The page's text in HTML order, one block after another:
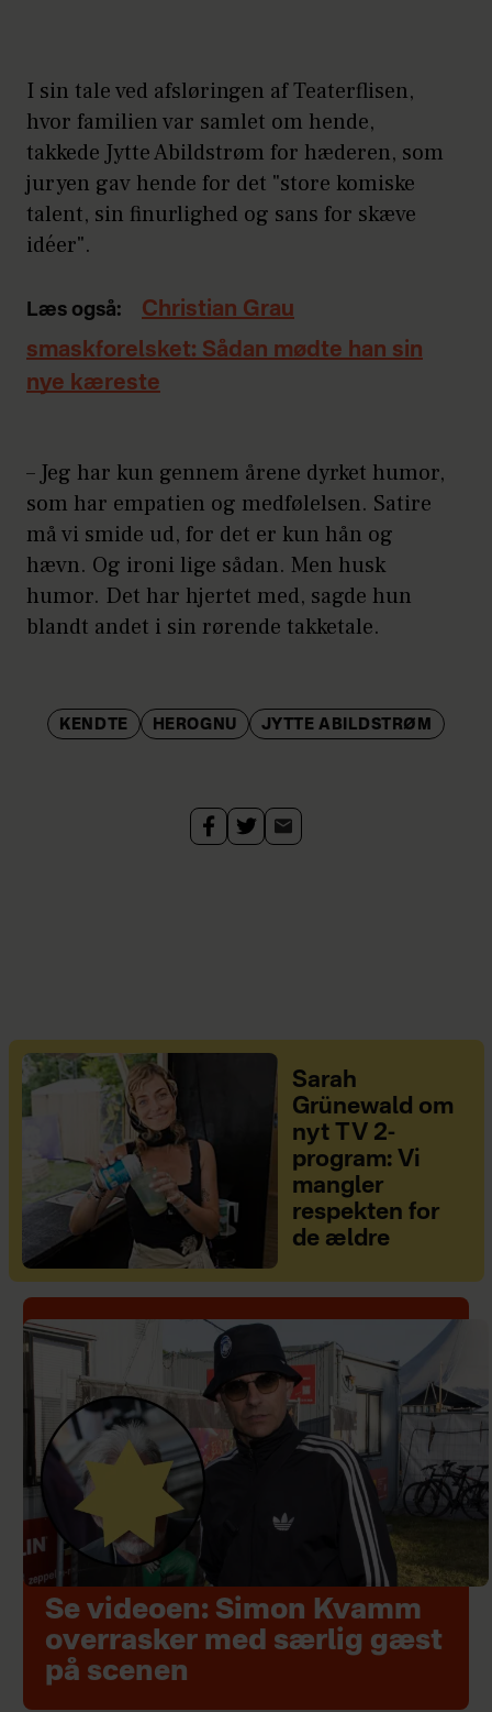
I sin tale ved afsløringen af Teaterflisen,
hvor familien var samlet om hende,
takkede Jytte Abildstrøm for hæderen, som
juryen gav hende for det "store komiske
talent, sin finurlighed og sans for skæve
idéer".
Læs også:
Christian Grau
smaskforelsket: Sådan mødte han sin
nye kæreste
– Jeg har kun gennem årene dyrket humor,
som har empatien og medfølelsen. Satire
må vi smide ud, for det er kun hån og
hævn. Og ironi lige sådan. Men husk
humor. Det har hjertet med, sagde hun
blandt andet i sin rørende takketale.
KENDTE HEROGNU JYTTE ABILDSTRØM
Sarah
Grünewald om
nyt TV 2-
program: Vi
mangler
respekten for
de ældre
Se videoen: Simon Kvamm
overrasker med særlig gæst
på scenen